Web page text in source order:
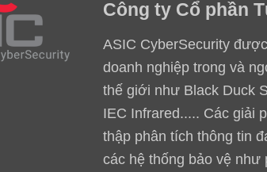
Công ty Cổ phần
ASIC CyberSecurity
doanh nghiệp trong và
thế giới như Black Duck
IEC Infrared..... Các giải
thập phân tích thông tin
các hệ thống bảo vệ như